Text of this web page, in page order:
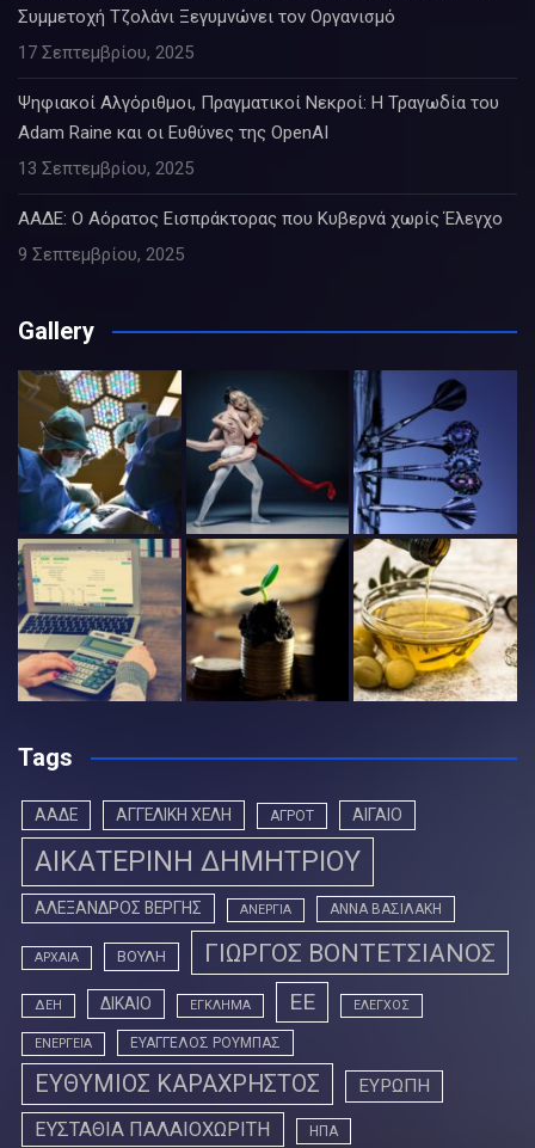
Συμμετοχή Τζολάνι Ξεγυμνώνει τον Οργανισμό
17 Σεπτεμβρίου, 2025
Ψηφιακοί Αλγόριθμοι, Πραγματικοί Νεκροί: Η Τραγωδία του
Adam Raine και οι Ευθύνες της OpenAI
13 Σεπτεμβρίου, 2025
ΑΑΔΕ: Ο Αόρατος Εισπράκτορας που Κυβερνά χωρίς Έλεγχο
9 Σεπτεμβρίου, 2025
Gallery
Tags
ΑΑΔΕ ΑΓΓΕΛΙΚΗ ΧΕΛΗ ΑΓΡΟΤ ΑΙΓΑΙΟ
ΑΙΚΑΤΕΡΙΝΗ ΔΗΜΗΤΡΙΟΥ
ΑΛΕΞΑΝΔΡΟΣ ΒΕΡΓΗΣ ΑΝΕΡΓΙΑ ΑΝΝΑ ΒΑΣΙΛΑΚΗ
ΑΡΧΑΙΑ ΒΟΥΛΗ ΓΙΩΡΓΟΣ ΒΟΝΤΕΤΣΙΑΝΟΣ
ΔΕΗ ΔΙΚΑΙΟ ΕΓΚΛΗΜΑ ΕΕ ΕΛΕΓΧΟΣ
ΕΝΕΡΓΕΙΑ ΕΥΑΓΓΕΛΟΣ ΡΟΥΜΠΑΣ
ΕΥΘΥΜΙΟΣ ΚΑΡΑΧΡΗΣΤΟΣ ΕΥΡΩΠΗ
ΕΥΣΤΑΘΙΑ ΠΑΛΑΙΟΧΩΡΙΤΗ ΗΠΑ